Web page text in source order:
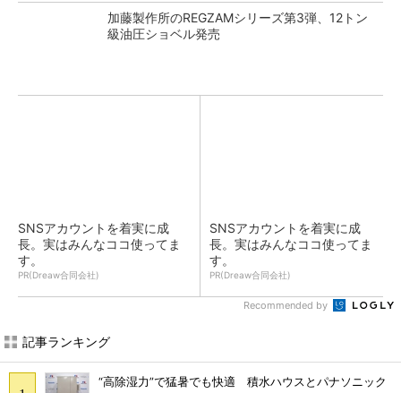
加藤製作所のREGZAMシリーズ第3弾、12トン
級油圧ショベル発売
SNSアカウントを着実に成
長。実はみんなココ使ってま
す。
PR(Dreaw合同会社)
SNSアカウントを着実に成
長。実はみんなココ使ってま
す。
PR(Dreaw合同会社)
Recommended by
記事ランキング
“高除湿力”で猛暑でも快適 積水ハウスとパナソニック